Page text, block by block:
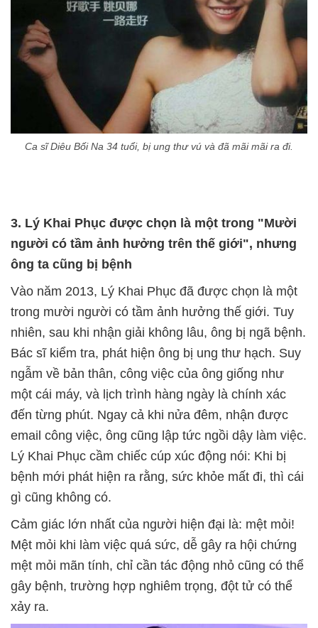
Ca sĩ Diêu Bối Na 34 tuổi, bị ung thư vú và đã mãi mãi ra đi.
3. Lý Khai Phục được chọn là một trong "Mười
người có tầm ảnh hưởng trên thế giới", nhưng
ông ta cũng bị bệnh
Vào năm 2013, Lý Khai Phục đã được chọn là một
trong mười người có tầm ảnh hưởng thế giới. Tuy
nhiên, sau khi nhận giải không lâu, ông bị ngã bệnh.
Bác sĩ kiểm tra, phát hiện ông bị ung thư hạch. Suy
ngẫm về bản thân, công việc của ông giống như
một cái máy, và lịch trình hàng ngày là chính xác
đến từng phút. Ngay cả khi nửa đêm, nhận được
email công việc, ông cũng lập tức ngồi dậy làm việc.
Lý Khai Phục cầm chiếc cúp xúc động nói: Khi bị
bệnh mới phát hiện ra rằng, sức khỏe mất đi, thì cái
gì cũng không có.
Cảm giác lớn nhất của người hiện đại là: mệt mỏi!
Mệt mỏi khi làm việc quá sức, dễ gây ra hội chứng
mệt mỏi mãn tính, chỉ cần tác động nhỏ cũng có thể
gây bệnh, trường hợp nghiêm trọng, đột tử có thể
xảy ra.